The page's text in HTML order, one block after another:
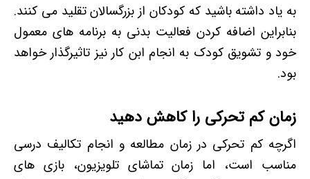
به یاد داشته باشید که کودکان از بزرگسالان تقلید می کنند.
بنابراین اضافه کردن فعالیت بدنی به برنامه های معمول
خود و تشویق کودک به انجام ابن کار نیز تاثیرگذار خواهد
بود.
زمان کم تحرکی را کاهش دهید
اگرچه کم تحرکی در زمان مطالعه و انجام تکالیف درسی
مناسب است، اما زمان تماشای تلویزیون، بازی های